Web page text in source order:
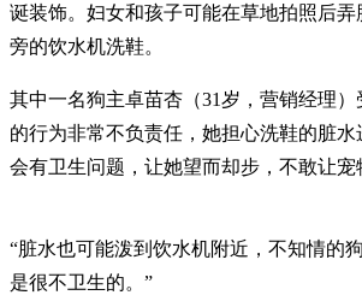
诞装饰。妇女和孩子可能在草地拍照后
旁的饮水机洗鞋。
其中一名狗主卓苗杏（31岁，营销经理）
的行为非常不负责任，她担心洗鞋的脏水
会有卫生问题，让她望而却步，不敢让宠
“脏水也可能泼到饮水机附近，不知情的
是很不卫生的。”